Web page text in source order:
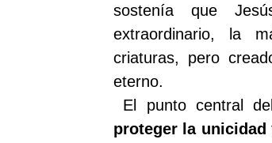
sostenía que
extraordinario, la
criaturas, pero
eterno.
proteger la unicidad